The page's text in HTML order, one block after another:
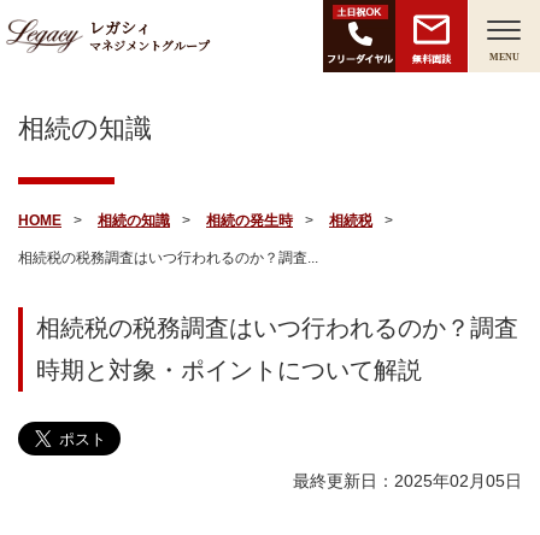
レガシィ
マネジメントグループ
無料面談 MENU
相続の知識
HOME 相続の知識 相続の発生時 相続税
相続税の税務調査はいつ行われるのか？調査...
相続税の税務調査はいつ行われるのか？調査
時期と対象・ポイントについて解説
最終更新日：2025年02月05日